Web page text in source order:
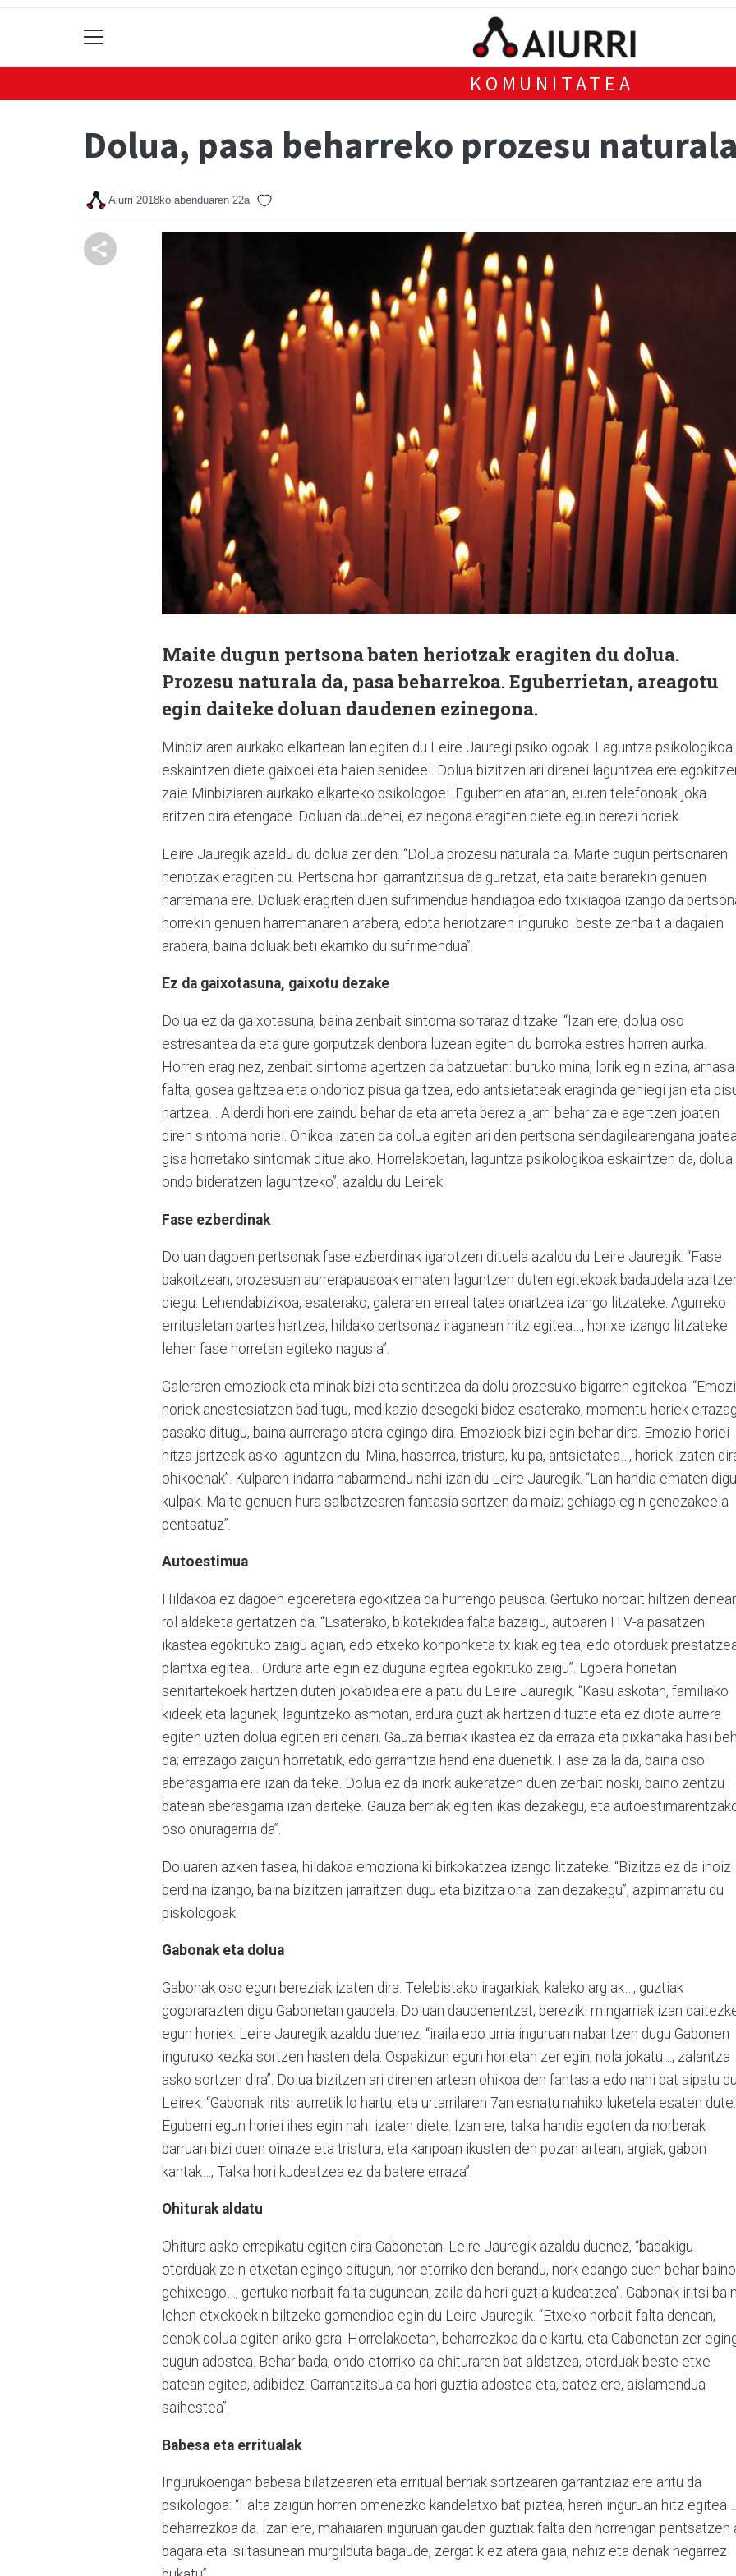
KOMUNITATEA
Dolua, pasa beharreko prozesu naturala
Aiurri 2018ko abenduaren 22a
Maite dugun pertsona baten heriotzak eragiten du dolua.
Prozesu naturala da, pasa beharrekoa. Eguberrietan, areagotu
egin daiteke doluan daudenen ezinegona.
Minbiziaren aurkako elkartean lan egiten du Leire Jauregi psikologoak. Laguntza psikologikoa
eskaintzen diete gaixoei eta haien senideei. Dolua bizitzen ari direnei laguntzea ere
zaie Minbiziaren aurkako elkarteko psikologoei. Eguberrien atarian, euren telefonoak joka
aritzen dira etengabe. Doluan daudenei, ezinegona eragiten diete egun berezi horiek.
Leire Jauregik azaldu du dolua zer den. “Dolua prozesu naturala da. Maite dugun pertsonaren
heriotzak eragiten du. Pertsona hori garrantzitsua da guretzat, eta baita berarekin genuen
harremana ere. Doluak eragiten duen sufrimendua handiagoa edo txikiagoa izango da
horrekin genuen harremanaren arabera, edota heriotzaren inguruko beste zenbait aldagaien
arabera, baina doluak beti ekarriko du sufrimendua”.
Ez da gaixotasuna, gaixotu dezake
Dolua ez da gaixotasuna, baina zenbait sintoma sorraraz ditzake. “Izan ere, dolua oso
estresantea da eta gure gorputzak denbora luzean egiten du borroka estres horren aurka.
Horren eraginez, zenbait sintoma agertzen da batzuetan: buruko mina, lorik egin ezina, arnasa
falta, gosea galtzea eta ondorioz pisua galtzea, edo antsietateak eraginda gehiegi jan eta
hartzea… Alderdi hori ere zaindu behar da eta arreta berezia jarri behar zaie agertzen joaten
diren sintoma horiei. Ohikoa izaten da dolua egiten ari den pertsona sendagilearengana joatea
gisa horretako sintomak dituelako. Horrelakoetan, laguntza psikologikoa eskaintzen da, dolua
ondo bideratzen laguntzeko”, azaldu du Leirek.
Fase ezberdinak
Doluan dagoen pertsonak fase ezberdinak igarotzen dituela azaldu du Leire Jauregik. “Fase
bakoitzean, prozesuan aurrerapausoak ematen laguntzen duten egitekoak badaudela
diegu. Lehendabizikoa, esaterako, galeraren errealitatea onartzea izango litzateke. Agurreko
erritualetan partea hartzea, hildako pertsonaz iraganean hitz egitea…, horixe izango litzateke
lehen fase horretan egiteko nagusia”.
Galeraren emozioak eta minak bizi eta sentitzea da dolu prozesuko bigarren egitekoa.
horiek anestesiatzen baditugu, medikazio desegoki bidez esaterako, momentu horiek
pasako ditugu, baina aurrerago atera egingo dira. Emozioak bizi egin behar dira. Emozio horiei
hitza jartzeak asko laguntzen du. Mina, haserrea, tristura, kulpa, antsietatea…, horiek izaten
ohikoenak”. Kulparen indarra nabarmendu nahi izan du Leire Jauregik. “Lan handia ematen digu
kulpak. Maite genuen hura salbatzearen fantasia sortzen da maiz; gehiago egin genezakeela
pentsatuz”.
Autoestimua
Hildakoa ez dagoen egoeretara egokitzea da hurrengo pausoa. Gertuko norbait hiltzen
rol aldaketa gertatzen da. “Esaterako, bikotekidea falta bazaigu, autoaren ITV-a pasatzen
ikastea egokituko zaigu agian, edo etxeko konponketa txikiak egitea, edo otorduak
plantxa egitea… Ordura arte egin ez duguna egitea egokituko zaigu”. Egoera horietan
senitartekoek hartzen duten jokabidea ere aipatu du Leire Jauregik. “Kasu askotan, familiako
kideek eta lagunek, laguntzeko asmotan, ardura guztiak hartzen dituzte eta ez diote aurrera
egiten uzten dolua egiten ari denari. Gauza berriak ikastea ez da erraza eta pixkanaka hasi
da; errazago zaigun horretatik, edo garrantzia handiena duenetik. Fase zaila da, baina oso
aberasgarria ere izan daiteke. Dolua ez da inork aukeratzen duen zerbait noski, baino zentzu
batean aberasgarria izan daiteke. Gauza berriak egiten ikas dezakegu, eta
oso onuragarria da”.
Doluaren azken fasea, hildakoa emozionalki birkokatzea izango litzateke. “Bizitza ez da inoiz
berdina izango, baina bizitzen jarraitzen dugu eta bizitza ona izan dezakegu”, azpimarratu du
piskologoak.
Gabonak eta dolua
Gabonak oso egun bereziak izaten dira. Telebistako iragarkiak, kaleko argiak…, guztiak
gogorarazten digu Gabonetan gaudela. Doluan daudenentzat, bereziki mingarriak izan
egun horiek. Leire Jauregik azaldu duenez, “iraila edo urria inguruan nabaritzen dugu Gabonen
inguruko kezka sortzen hasten dela. Ospakizun egun horietan zer egin, nola jokatu…, zalantza
asko sortzen dira”. Dolua bizitzen ari direnen artean ohikoa den fantasia edo nahi bat aipatu du
Leirek: “Gabonak iritsi aurretik lo hartu, eta urtarrilaren 7an esnatu nahiko luketela esaten dute.
Eguberri egun horiei ihes egin nahi izaten diete. Izan ere, talka handia egoten da norberak
barruan bizi duen oinaze eta tristura, eta kanpoan ikusten den pozan artean; argiak, gabon
kantak…, Talka hori kudeatzea ez da batere erraza”.
Ohiturak aldatu
Ohitura asko errepikatu egiten dira Gabonetan. Leire Jauregik azaldu duenez, “badakigu
otorduak zein etxetan egingo ditugun, nor etorriko den berandu, nork edango duen behar baino
gehixeago…, gertuko norbait falta dugunean, zaila da hori guztia kudeatzea”. Gabonak iritsi
lehen etxekoekin biltzeko gomendioa egin du Leire Jauregik. “Etxeko norbait falta denean,
denok dolua egiten ariko gara. Horrelakoetan, beharrezkoa da elkartu, eta Gabonetan zer
dugun adostea. Behar bada, ondo etorriko da ohituraren bat aldatzea, otorduak beste etxe
batean egitea, adibidez. Garrantzitsua da hori guztia adostea eta, batez ere, aislamendua
saihestea”.
Babesa eta erritualak
Ingurukoengan babesa bilatzearen eta erritual berriak sortzearen garrantziaz ere aritu da
psikologoa: “Falta zaigun horren omenezko kandelatxo bat piztea, haren inguruan hitz
beharrezkoa da. Izan ere, mahaiaren inguruan gauden guztiak falta den horrengan pentsatzen
bagara eta isiltasunean murgilduta bagaude, zergatik ez atera gaia, nahiz eta denak negarrez